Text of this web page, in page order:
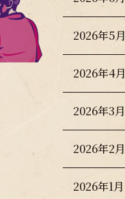
2026年5月
2026年4月
2026年3月
2026年2月
2026年1月